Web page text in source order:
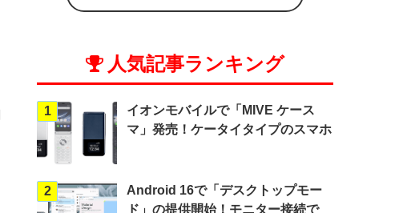
人気記事ランキング
1
イオンモバイルで「MIVE ケース
マ」発売！ケータイタイプのスマホ
2
Android 16で「デスクトップモー
ド」の提供開始！モニター接続で